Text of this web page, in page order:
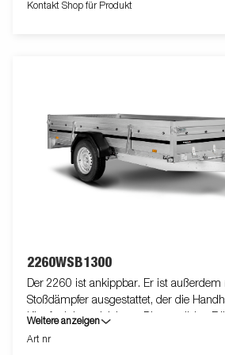
eine sichere Verladung der Ware
Kontakt Shop für Produkt
2260WSB1300
Der 2260 ist ankippbar. Er ist außerdem
Stoßdämpfer ausgestattet, der die
Kippfunktion erleichtert. Die verstärkte
Beladen von Motorrädern,
Weitere anzeigen
Art nr